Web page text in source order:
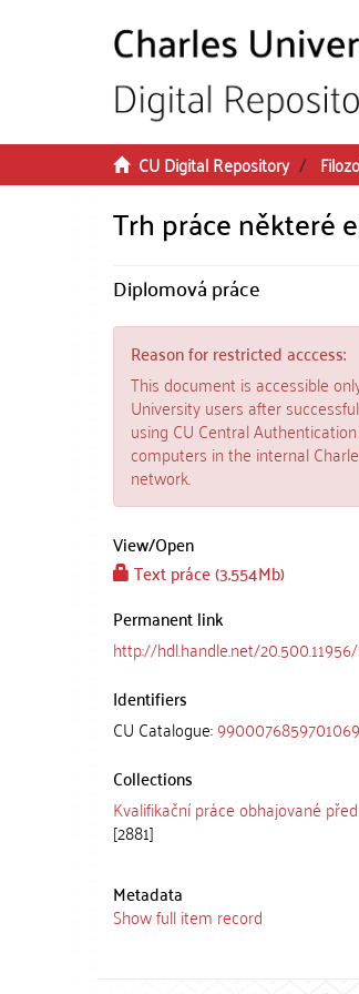
CU Digital Repository
Trh práce některé
Diplomová práce
Reason for restricted acccess:
This document is accessible
University users after
using CU Central
computers in the internal
network.
View/Open
Text práce (3.554Mb)
Permanent link
http://hdl.handle.net/
Identifiers
CU Catalogue:
Collections
Kvalifikační práce obhajované
[2881]
Metadata
Show full item record